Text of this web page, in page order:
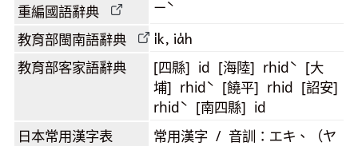
重編國語辭典 ㄧˋ
教育部閩南語辭典 i̍k, ia̍h
教育部客家語辭典
[四縣] id [海陸] rhidˋ [大
埔] rhidˋ [饒平] rhid [詔安]
rhidˋ [南四縣] id
日本常用漢字表
常用漢字 / 音訓：エキ、（ヤ